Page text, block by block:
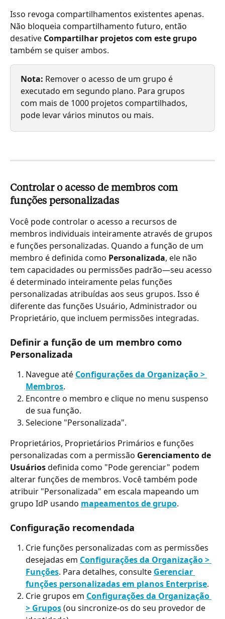
Isso revoga compartilhamentos existentes apenas.
Não bloqueia compartilhamento futuro, então
desative Compartilhar projetos com este grupo
também se quiser ambos.
Nota: Remover o acesso de um grupo é
executado em segundo plano. Para grupos
com mais de 1000 projetos compartilhados,
pode levar vários minutos ou mais.
Controlar o acesso de membros com
funções personalizadas
Você pode controlar o acesso a recursos de
membros individuais inteiramente através de grupos
e funções personalizadas. Quando a função de um
membro é definida como Personalizada, ele não
tem capacidades ou permissões padrão—seu acesso
é determinado inteiramente pelas funções
personalizadas atribuídas aos seus grupos. Isso é
diferente das funções Usuário, Administrador ou
Proprietário, que incluem permissões integradas.
Definir a função de um membro como
Personalizada
Navegue até Configurações da Organização >
Membros.
Encontre o membro e clique no menu suspenso
de sua função.
Selecione "Personalizada".
Proprietários, Proprietários Primários e funções
personalizadas com a permissão Gerenciamento de
Usuários definida como "Pode gerenciar" podem
alterar funções de membros. Você também pode
atribuir "Personalizada" em escala mapeando um
grupo IdP usando mapeamentos de grupo.
Configuração recomendada
Crie funções personalizadas com as permissões
desejadas em Configurações da Organização >
Funções. Para detalhes, consulte Gerenciar
funções personalizadas em planos Enterprise.
Crie grupos em Configurações da Organização
> Grupos (ou sincronize-os do seu provedor de